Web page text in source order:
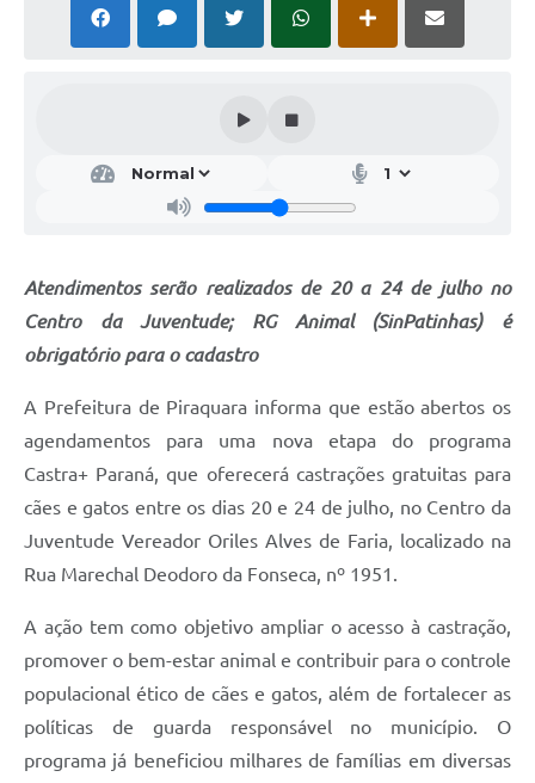
Atendimentos serão realizados de 20 a 24 de julho no
Centro da Juventude; RG Animal (SinPatinhas) é
obrigatório para o cadastro
A Prefeitura de Piraquara informa que estão abertos os
agendamentos para uma nova etapa do programa
Castra+ Paraná, que oferecerá castrações gratuitas para
cães e gatos entre os dias 20 e 24 de julho, no Centro da
Juventude Vereador Oriles Alves de Faria, localizado na
Rua Marechal Deodoro da Fonseca, nº 1951.
A ação tem como objetivo ampliar o acesso à castração,
promover o bem-estar animal e contribuir para o controle
populacional ético de cães e gatos, além de fortalecer as
políticas de guarda responsável no município. O
programa já beneficiou milhares de famílias em diversas